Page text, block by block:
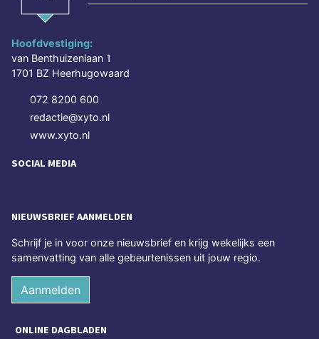
Hoofdvestiging:
van Benthuizenlaan 1
1701 BZ Heerhugowaard
072 8200 600
redactie@xyto.nl
www.xyto.nl
SOCIAL MEDIA
NIEUWSBRIEF AANMELDEN
Schrijf je in voor onze nieuwsbrief en krijg wekelijks een
samenvatting van alle gebeurtenissen uit jouw regio.
Aanmelden
ONLINE DAGBLADEN